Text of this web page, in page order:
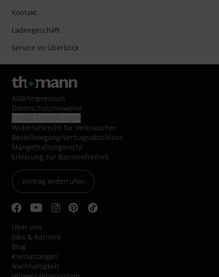
Kontakt
Ladengeschäft
Service im Überblick
AGB/Impressum
Datenschutzhinweise
Widerrufsrecht für Verbraucher
Bestellvorgang/Vertragsabschluss
Mängelhaftungsrecht
Erklärung zur Barrierefreiheit
Vertrag widerrufen
Über uns
Jobs & Karriere
Blog
Kleinanzeigen
Nachhaltigkeit